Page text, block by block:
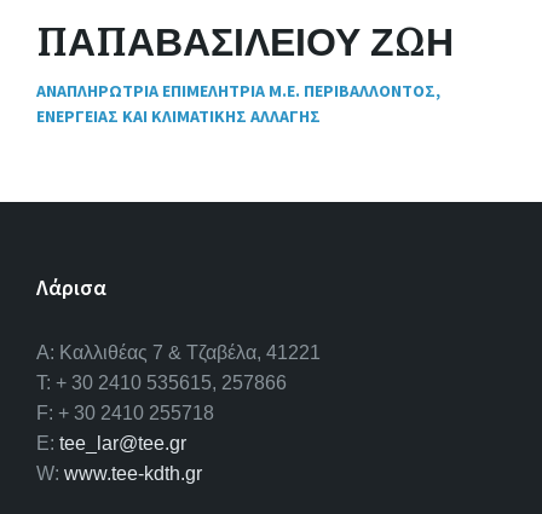
ΠΑΠΑΒΑΣΙΛΕΙΟΥ ΖΩΗ
ΑΝΑΠΛΗΡΩΤΡΙΑ ΕΠΙΜΕΛΗΤΡΙΑ Μ.Ε. ΠΕΡΙΒΑΛΛΟΝΤΟΣ,
ΕΝΕΡΓΕΙΑΣ ΚΑΙ ΚΛΙΜΑΤΙΚΗΣ ΑΛΛΑΓΗΣ
Λάρισα
A: Καλλιθέας 7 & Τζαβέλα, 41221
T: + 30 2410 535615, 257866
F: + 30 2410 255718
E: tee_lar@tee.gr
W: www.tee-kdth.gr